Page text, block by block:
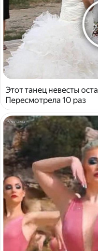
Этот танец невесты
Пересмотрела 10 раз